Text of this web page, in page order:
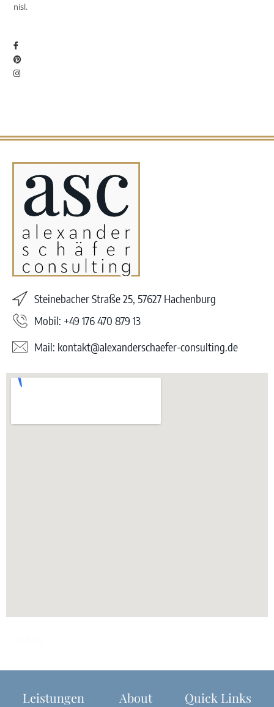
nisl.
Steinebacher Straße 25, 57627 Hachenburg
Mobil: +49 176 470 879 13
Mail: kontakt@alexanderschaefer-consulting.de
Leistungen About Quick Links